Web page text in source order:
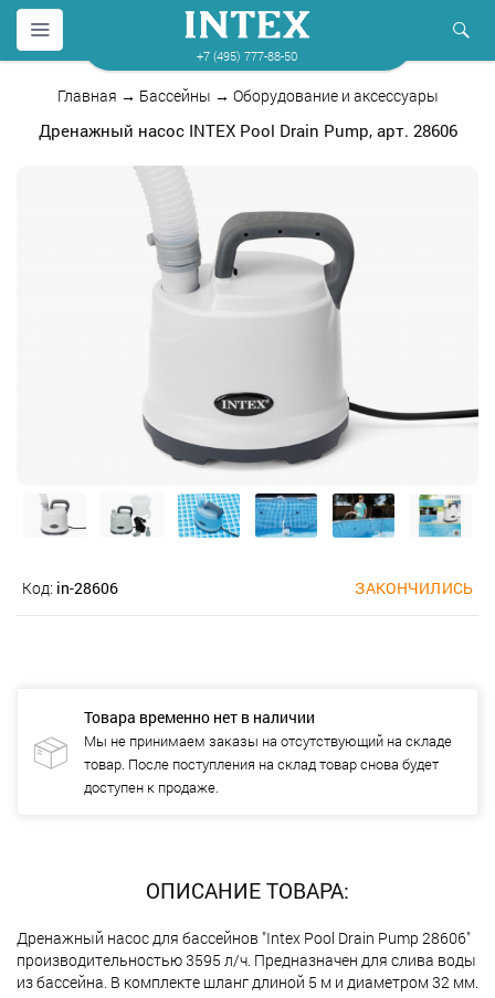
+7 (495) 777-88-50
Главная → Бассейны → Оборудование и аксессуары
Дренажный насос INTEX Pool Drain Pump, арт. 28606
Код: in-28606 ЗАКОНЧИЛИСЬ
Товара временно нет в наличии
Мы не принимаем заказы на отсутствующий на складе
товар. После поступления на склад товар снова будет
доступен к продаже.
ОПИСАНИЕ ТОВАРА:
Дренажный насос для бассейнов "Intex Pool Drain Pump 28606"
производительностью 3595 л/ч. Предназначен для слива воды
из бассейна. В комплекте шланг длиной 5 м и диаметром 32 мм.